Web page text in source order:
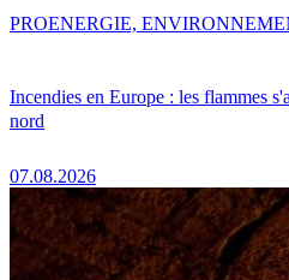
Incendies en Europe : les flammes
nord
07.08.2026
PROENERGIE,